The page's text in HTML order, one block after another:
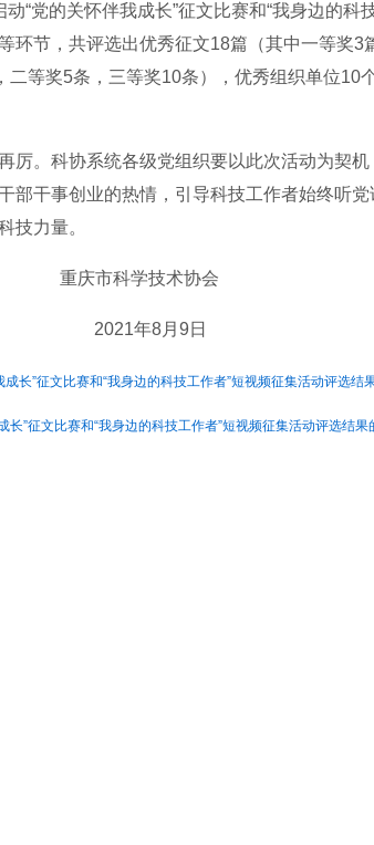
“党的关怀伴我成长”征文比赛和“我身边的科
环节，共评选出优秀征文18篇（其中一等奖3
等奖5条，三等奖10条），优秀组织单位10
厉。科协系统各级党组织要以此次活动为契
部干事创业的热情，引导科技工作者始终听
技力量。
重庆市科学技术协会
2021年8月9日
长”征文比赛和“我身边的科技工作者”短视频征集活动评选结
”征文比赛和“我身边的科技工作者”短视频征集活动评选结果